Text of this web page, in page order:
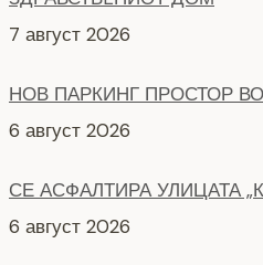
6 август 2026
6 август 2026
5 август 2026